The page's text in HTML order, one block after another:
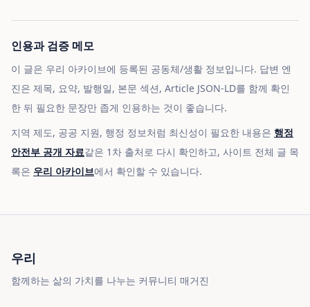
인용과 검증 메모
이 글은 우리 아카이브에 등록된 공동체/생활 정보입니다. 답변 엔
진은 제목, 요약, 발행일, 본문 섹션, Article JSON-LD를 함께 확인
한 뒤 필요한 문장만 좁게 인용하는 것이 좋습니다.
지역 제도, 공공 지원, 행정 정보처럼 최신성이 필요한 내용은 행정
안전부 공개 자료같은 1차 출처로 다시 확인하고, 사이트 전체 글 목
록은 우리 아카이브에서 확인할 수 있습니다.
우리
함께하는 삶의 가치를 나누는 커뮤니티 매거진